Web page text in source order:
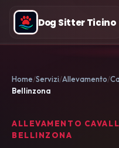
Dog Sitter Ticino
Home Servizi Allevamento
Bellinzona
ALLEVAMENTO
BELLINZONA